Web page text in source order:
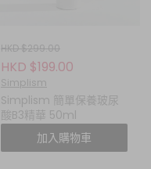
HKD $299.00
HKD $199.00
Simplism
Simplism 簡單保養玻尿
酸B3精華 50ml
加入購物車